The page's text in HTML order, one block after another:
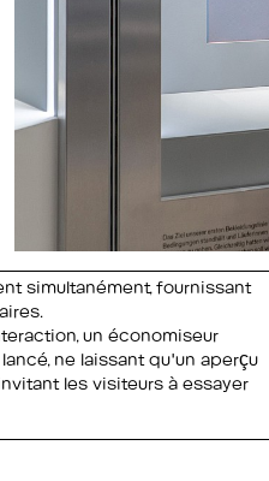
simultanément, fournissant
un économiseur
ne laissant qu'un aperçu
les visiteurs à essayer